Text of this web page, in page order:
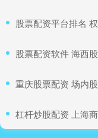
股票配资平台排名
股票配资软件 海西
重庆股票配资 场内
杠杆炒股配资 上海